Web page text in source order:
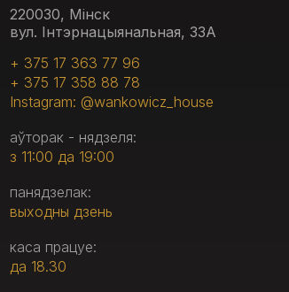
220030, Мінск
вул. Інтэрнацыянальная, 33А
+ 375 17 363 77 96
+ 375 17 358 88 78
Instagram: @wankowicz_house
аўторак - нядзеля:
з 11:00 да 19:00
панядзелак:
выходны дзень
каса працуе:
да 18.30